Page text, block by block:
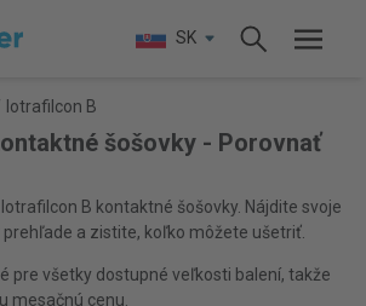
SK
Iotrafilcon B
šošovky - Porovnať
B kontaktné šošovky. Nájdite svoje
a zistite, koľko môžete ušetriť.
pre všetky dostupné veľkosti balení, takže
mesačnú cenu.